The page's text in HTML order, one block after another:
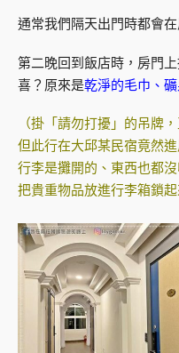
通常我們隔天出門時都會
第二晚回到飯店時，房門
喜？原來是乾淨的毛巾、
（掛「請勿打擾」的吊牌
但此行在大邱某民宿竟然
行李是攤開的、東西也都
把貴重物品放進行李箱鎖起